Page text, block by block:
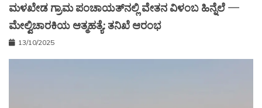
ಮಳಖೇಡ ಗ್ರಾಮ ಪಂಚಾಯತ್‌ನಲ್ಲಿ ವೇತನ ವಿಳಂಬ ಹಿನ್ನೆಲೆ —
ಮೇಲ್ವಿಚಾರಕಿಯ ಆತ್ಮಹತ್ಯೆ: ತನಿಖೆ ಆರಂಭ
13/10/2025